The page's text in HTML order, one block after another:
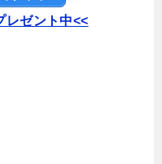
レゼント中<<